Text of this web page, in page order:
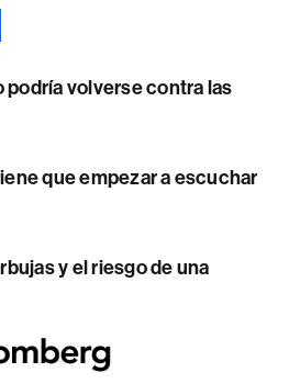
podría volverse contra las
que empezar a escuchar
y el riesgo de una